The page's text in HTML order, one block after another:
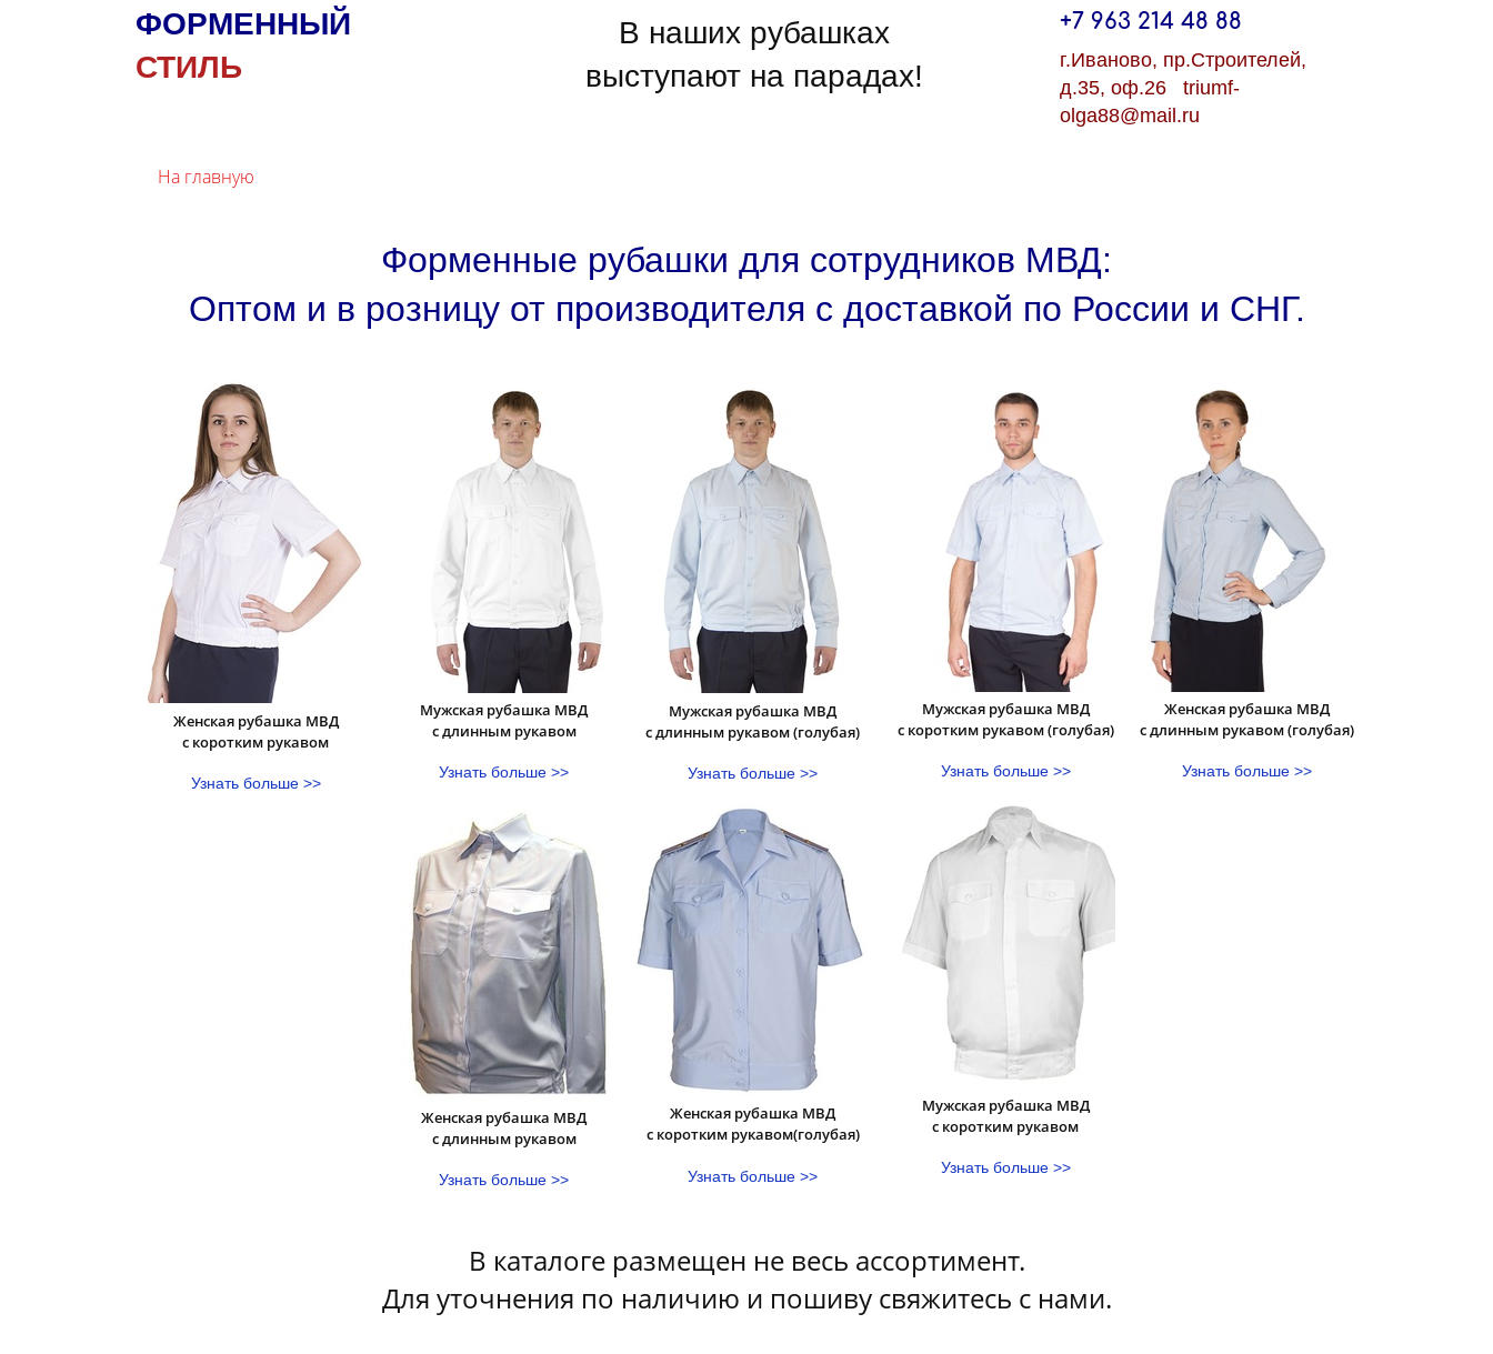
ФОРМЕННЫЙ
СТИЛЬ
В наших рубашках
выступают на парадах!
+7 963 214 48 88
г.Иваново, пр.Строителей,
д.35, оф.26 triumf-
olga88@mail.ru
На главную
Форменные рубашки для сотрудников МВД:
Оптом и в розницу от производителя с доставкой по России и СНГ.
Женская рубашка МВД
с коротким рукавом
Узнать больше >>
Мужская рубашка МВД
с длинным рукавом
Узнать больше >>
Женская рубашка МВД
с длинным рукавом
Узнать больше >>
Мужская рубашка МВД
с длинным рукавом (голубая)
Узнать больше >>
Женская рубашка МВД
с коротким рукавом(голубая)
Узнать больше >>
Мужская рубашка МВД
с коротким рукавом (голубая)
Узнать больше >>
Мужская рубашка МВД
с коротким рукавом
Узнать больше >>
Женская рубашка МВД
с длинным рукавом (голубая)
Узнать больше >>
В каталоге размещен не весь ассортимент.
Для уточнения по наличию и пошиву свяжитесь с нами.